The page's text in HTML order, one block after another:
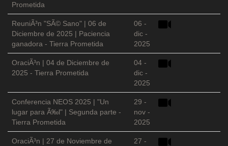
Prometida
ReuniÃ³n "SÃ© Sano" | 06 de
Diciembre de 2025 | Paciencia
ganadora - Tierra Prometida
06 -
dic -
2025
OraciÃ³n | 04 de Diciembre de
2025 - Tierra Prometida
04 -
dic -
2025
Conferencia NEOS 2025 | "Un
lugar para Ã‰l" | Segunda parte -
Tierra Prometida
29 -
nov -
2025
OraciÃ³n | 27 de Noviembre de
27 -